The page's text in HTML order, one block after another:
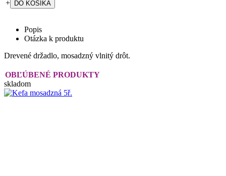
+
Popis
Otázka k produktu
Drevené držadlo, mosadzný vlnitý drôt.
OBĽÚBENÉ PRODUKTY
skladom